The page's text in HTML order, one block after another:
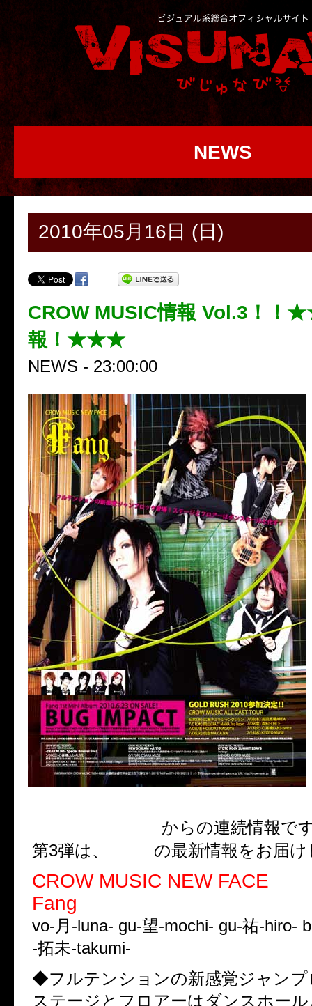
NEWS
2010年05月16日 (日)
CROW MUSIC情報 Vol.3！
報！★★★
NEWS - 23:00:00
からの連続情報で
第3弾は、
の最新情報をお届
CROW MUSIC NEW FACE
Fang
vo-月-luna- gu-望-mochi- gu-祐-hiro-
-拓未-takumi-
◆フルテンションの新感覚ジャンプ
ステージとフロアーはダンスホー